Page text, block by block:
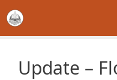
Zum
Inhalt
springen
Update –